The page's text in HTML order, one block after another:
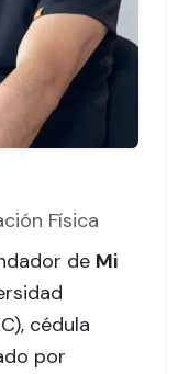
Física
de Mi
cédula
por